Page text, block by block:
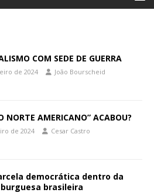
COM SEDE DE GUERRA
de 2024 João Bourscheid
NORTE AMERICANO” ACABOU?
de 2024 Cesar Castro
democrática dentro da
brasileira